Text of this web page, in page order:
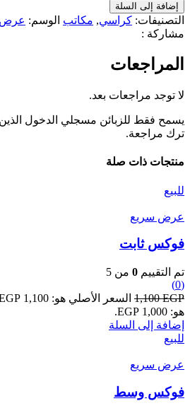
إضافة إلى السلة
التصنيفات: كراسي, مكاتب الوسم: عرض
مشاركة :
المراجعات
لا توجد مراجعات بعد.
يسمح فقط للزبائن مسجلي الدخول الذين
ترك مراجعة.
منتجات ذات صلة
للبيع
عرض سريع
فوكس ثابت
تم التقييم 0 من 5
(0)
1,100EGP السعر الأصلي هو: 1,100 EGP.
هو: 1,000 EGP.
إضافة إلى السلة
للبيع
عرض سريع
فوكس وسط